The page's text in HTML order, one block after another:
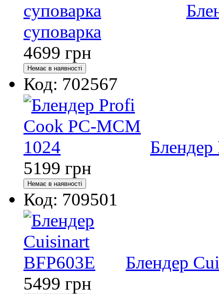
суповарка
4699 грн
Код: 702567
5199 грн
Код: 709501
Блендер
5499 грн